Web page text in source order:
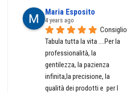
Maria Esposito
4 years ago
Consiglio
Tabula tutta la vita ....Per la
professionalità, la
gentilezza, la pazienza
infinita,la precisione, la
qualità dei prodotti e  per l